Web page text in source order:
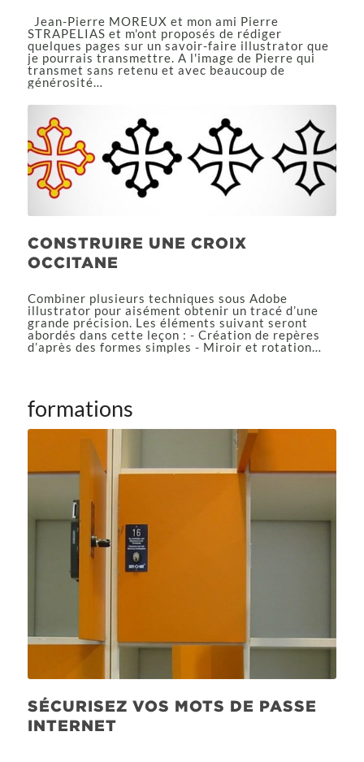
Jean-Pierre MOREUX et mon ami Pierre
STRAPELIAS et m'ont proposés de rédiger
quelques pages sur un savoir-faire illustrator que
je pourrais transmettre. A l'image de Pierre qui
transmet sans retenu et avec beaucoup de
générosité…
CONSTRUIRE UNE CROIX
OCCITANE
Combiner plusieurs techniques sous Adobe
illustrator pour aisément obtenir un tracé d’une
grande précision. Les éléments suivant seront
abordés dans cette leçon : - Création de repères
d’après des formes simples - Miroir et rotation…
formations
SÉCURISEZ VOS MOTS DE PASSE
INTERNET